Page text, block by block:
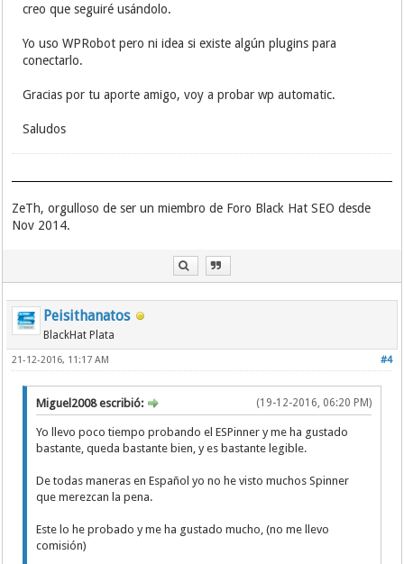
creo que seguiré usándolo.
Yo uso WPRobot pero ni idea si existe algún plugins para
conectarlo.
Gracias por tu aporte amigo, voy a probar wp automatic.
Saludos
ZeTh, orgulloso de ser un miembro de Foro Black Hat SEO desde
Nov 2014.
Peisithanatos
BlackHat Plata
#4
21-12-2016, 11:17 AM
(19-12-2016, 06:20 PM)
Miguel2008 escribió:
Yo llevo poco tiempo probando el ESPinner y me ha gustado
bastante, queda bastante bien, y es bastante legible.
De todas maneras en Español yo no he visto muchos Spinner
que merezcan la pena.
Este lo he probado y me ha gustado mucho, (no me llevo
comisión)